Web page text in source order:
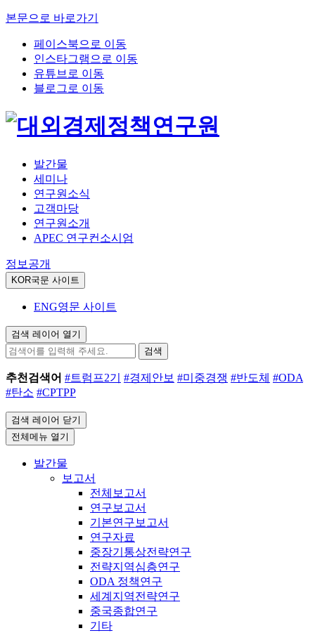
본문으로 바로가기
페이스북으로 이동
인스타그램으로 이동
유튜브로 이동
블로그로 이동
발간물
세미나
연구원소식
고객마당
연구원소개
APEC 연구컨소시엄
정보공개
KOR국문 사이트
ENG영문 사이트
검색 레이어 열기
검색
추천검색어 #트럼프2기 #경제안보 #미중경쟁 #반도체 #ODA
#탄소 #CPTPP
검색 레이어 닫기
전체메뉴 열기
발간물
보고서
전체보고서
연구보고서
기본연구보고서
연구자료
중장기통상전략연구
전략지역심층연구
ODA 정책연구
세계지역전략연구
중국종합연구
기타